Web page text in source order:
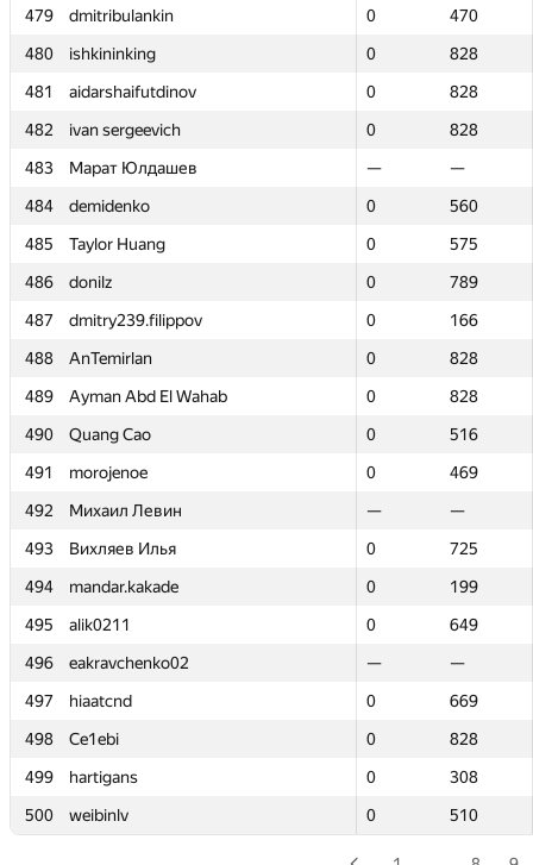
479
dmitribulankin 0
470
480
ishkininking 0
828
481
aidarshaifutdinov 0
828
482
ivan sergeevich 0
828
483
Марат Юлдашев —
—
484
demidenko 0
560
485
Taylor Huang 0
575
486
donilz 0
789
487
dmitry239.filippov 0
166
488
AnTemirlan 0
828
489
Ayman Abd El Wahab 0
828
490
Quang Cao 0
516
491
morojenoe 0
469
492
Михаил Левин —
—
493
Вихляев Илья 0
725
494
mandar.kakade 0
199
495
alik0211 0
649
496
eakravchenko02 —
—
497
hiaatcnd 0
669
498
Ce1ebi 0
828
499
hartigans 0
308
500
weibinlv 0 510
479
dmitribulankin 0
470
480
ishkininking 0
828
481
aidarshaifutdinov 0
828
482
ivan sergeevich 0
828
483
Марат Юлдашев —
—
484
demidenko 0
560
485
Taylor Huang 0
575
486
donilz 0
789
487
dmitry239.filippov 0
166
488
AnTemirlan 0
828
489
Ayman Abd El Wahab 0
828
490
Quang Cao 0
516
491
morojenoe 0
469
492
Михаил Левин —
—
493
Вихляев Илья 0
725
494
mandar.kakade 0
199
495
alik0211 0
649
496
eakravchenko02 —
—
497
hiaatcnd 0
669
498
Ce1ebi 0
828
499
hartigans 0
308
500
weibinlv 0 510